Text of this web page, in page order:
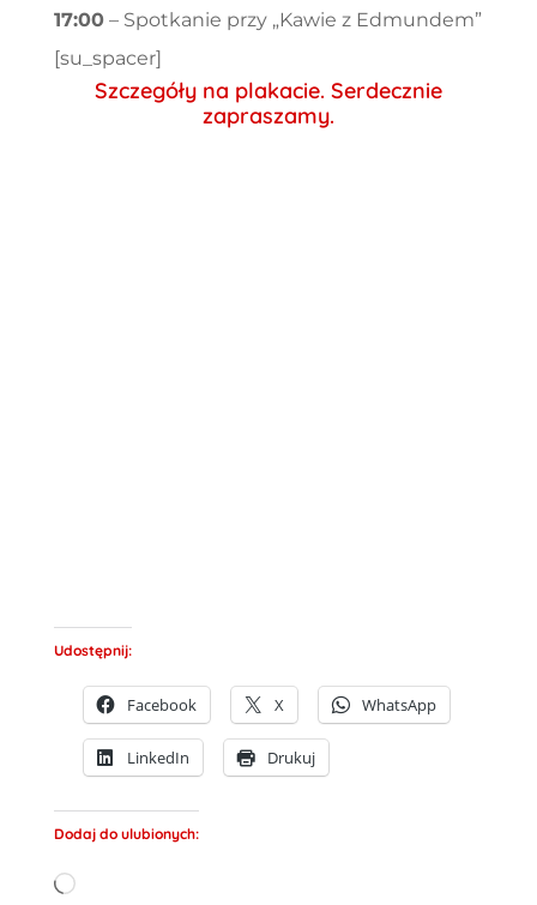
17:00– Spotkanie przy „Kawie z Edmundem”
[su_spacer]
Szczegóły na plakacie. Serdecznie
zapraszamy.
Udostępnij:
Facebook X WhatsApp
LinkedIn Drukuj
Dodaj do ulubionych:
Wczytywanie…